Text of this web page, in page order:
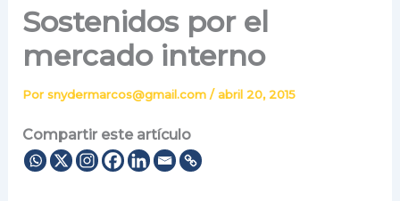
Sostenidos por el
mercado interno
Por snydermarcos@gmail.com /abril 20, 2015
Compartir este artículo